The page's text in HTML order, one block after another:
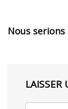
Nous
LAISSER